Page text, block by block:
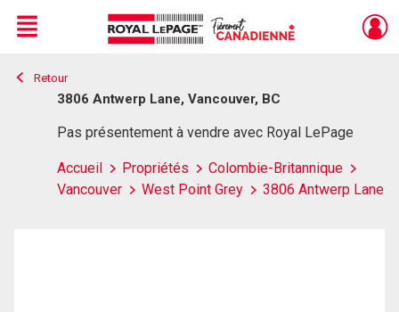
Live
En Direct
Menu
Retour
3806 Antwerp Lane, Vancouver, BC
Pas présentement à vendre avec Royal LePage
Accueil Propriétés
Colombie-Britannique
Vancouver
West Point Grey 3806 Antwerp Lane